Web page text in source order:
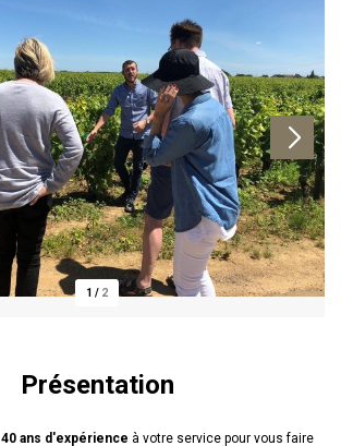
1 / 2
Présentation
40 ans d'expérience à votre service pour vous faire